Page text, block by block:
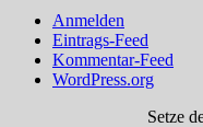
Anmelden
Eintrags-Feed
Kommentar-Feed
WordPress.org
Setze